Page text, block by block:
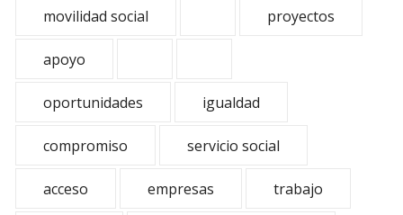
movilidad social proyectos
apoyo
oportunidades igualdad
compromiso servicio social
acceso empresas trabajo